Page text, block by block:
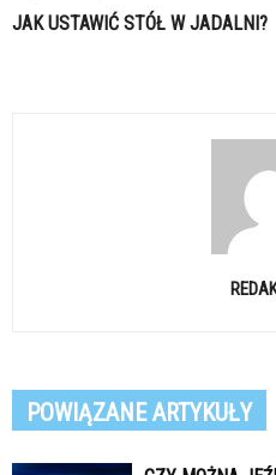
JAK USTAWIĆ STÓŁ W JADALNI?
POWIĄZANE ARTYKUŁY